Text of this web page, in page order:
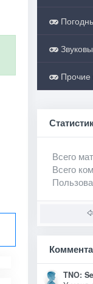
Прочие
Всего
Всего
TNO: